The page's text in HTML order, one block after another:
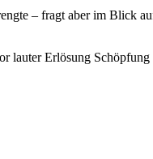
– fragt aber im Blick
lauter Erlösung